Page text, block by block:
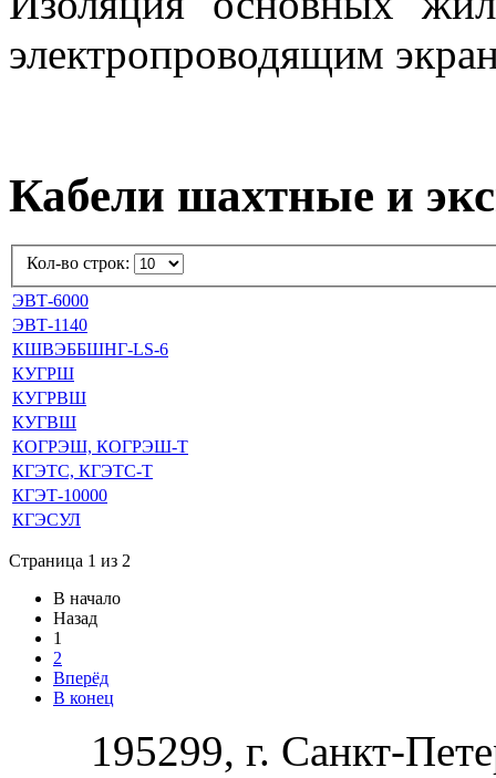
электропроводящим
Кабели шахтные и
Кол-во строк:
ЭВТ-6000
ЭВТ-1140
КШВЭББШНГ-LS-6
КУГРШ
КУГРВШ
КУГВШ
КОГРЭШ, КОГРЭШ-Т
КГЭТС, КГЭТС-Т
КГЭТ-10000
КГЭСУЛ
Страница 1 из 2
В начало
Назад
1
2
Вперёд
В конец
195299, г. Санкт-